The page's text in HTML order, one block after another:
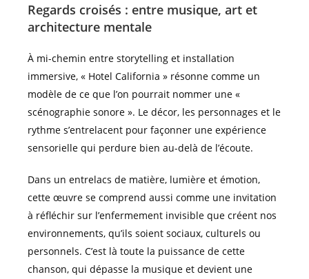
Regards croisés : entre musique, art et
architecture mentale
À mi-chemin entre storytelling et installation
immersive, « Hotel California » résonne comme un
modèle de ce que l’on pourrait nommer une «
scénographie sonore ». Le décor, les personnages et le
rythme s’entrelacent pour façonner une expérience
sensorielle qui perdure bien au-delà de l’écoute.
Dans un entrelacs de matière, lumière et émotion,
cette œuvre se comprend aussi comme une invitation
à réfléchir sur l’enfermement invisible que créent nos
environnements, qu’ils soient sociaux, culturels ou
personnels. C’est là toute la puissance de cette
chanson, qui dépasse la musique et devient une